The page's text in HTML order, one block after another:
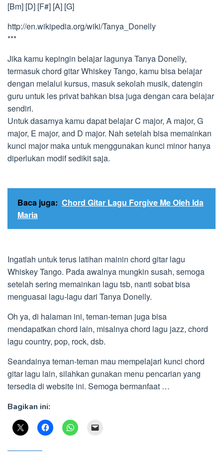
[Bm] [D] [F#] [A] [G]
http://en.wikipedia.org/wiki/Tanya_Donelly
***
Jika kamu kepingin belajar lagunya Tanya Donelly,
termasuk chord gitar Whiskey Tango, kamu bisa belajar
dengan melalui kursus, masuk sekolah musik, datengin
guru untuk les privat bahkan bisa juga dengan cara belajar
sendiri.
Untuk dasarnya kamu dapat belajar C major, A major, G
major, E major, and D major. Nah setelah bisa memainkan
kunci major maka untuk menggunakan kunci minor hanya
diperlukan modif sedikit saja.
Baca juga: Chord Gitar Lagu Forgive Me Oleh Ida
Maria
Ingatlah untuk terus latihan mainin chord gitar lagu
Whiskey Tango. Pada awalnya mungkin susah, semoga
setelah sering memainkan lagu tsb, nanti sobat bisa
menguasai lagu-lagu dari Tanya Donelly.
Oh ya, di halaman ini, teman-teman juga bisa
mendapatkan chord lain, misalnya chord lagu jazz, chord
lagu country, pop, rock, dsb.
Seandainya teman-teman mau mempelajari kunci chord
gitar lagu lain, silahkan gunakan menu pencarian yang
tersedia di website ini. Semoga bermanfaat …
Bagikan ini: